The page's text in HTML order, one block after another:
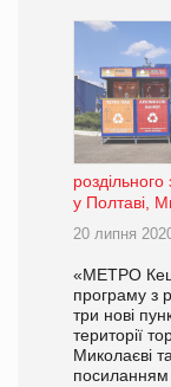
у Полтаві,
20 липня
«МЕТРО Кеш
програму з
три нові
території
Миколаєві
посиланням